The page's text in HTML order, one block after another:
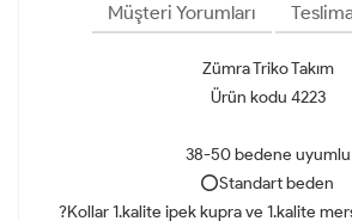
Müşteri Yorumları
Zümra Triko Takım
Ürün kodu 4223
38-50 bedene uyumlu
⭕️Standart beden
?Kollar 1.kalite ipek kupra ve 1.kalite